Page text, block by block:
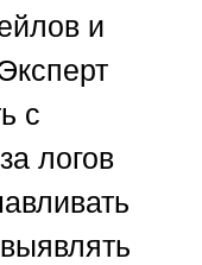
и
с
логов